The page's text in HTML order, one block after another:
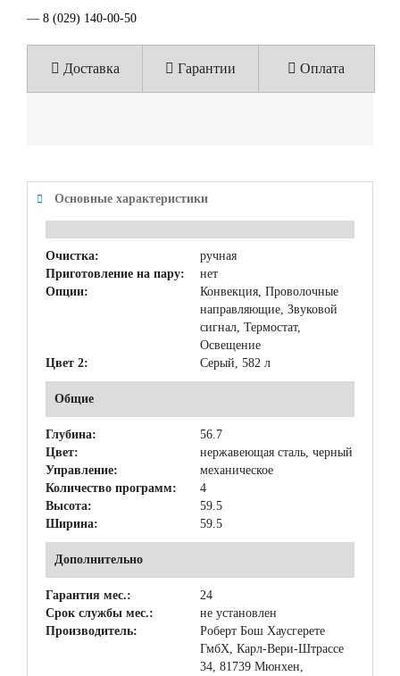
— 8 (029) 140-00-50
Доставка Гарантии Оплата
Основные характеристики
Очистка:
ручная
Приготовление на пару:
нет
Опции:
Конвекция, Проволочные
направляющие, Звуковой
сигнал, Термостат,
Освещение
Цвет 2:
Серый, 582 л
Общие
Глубина:
56.7
Цвет:
нержавеющая сталь, черный
Управление:
механическое
Количество программ:
4
Высота:
59.5
Ширина:
59.5
Дополнительно
Гарантия мес.:
24
Срок службы мес.:
не установлен
Производитель:
Роберт Бош Хаусгерете
ГмбХ, Карл-Вери-Штрассе
34, 81739 Мюнхен,